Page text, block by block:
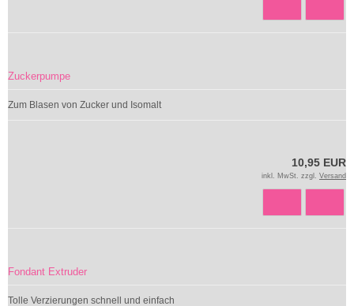
Zuckerpumpe
Zum Blasen von Zucker und Isomalt
10,95 EUR
inkl. MwSt. zzgl. Versand
Fondant Extruder
Tolle Verzierungen schnell und einfach